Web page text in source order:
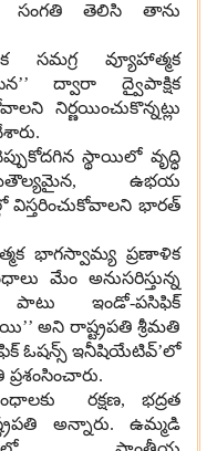
సంగతి తెలిసి తాను
సమగ్ర వ్యూహాత్మక
ద్వారా ద్వైపాక్షిక
నిర్ణయించుకొన్నట్లు
.
స్థాయిలో వృద్ధి
,ఉభయ
విస్తరించుకోవాలని భారత్
భాగస్వామ్య ప్రణాళిక
మేం అనుసరిస్తున్న
పాటు ఇండో-పసిఫిక్
అని రాష్ట్రపతి శ్రీమతి
ఓషన్స్ ఇనీషియేటివ్‌’లో
.
రక్షణ,భద్రత
అన్నారు. ఉమ్మడి